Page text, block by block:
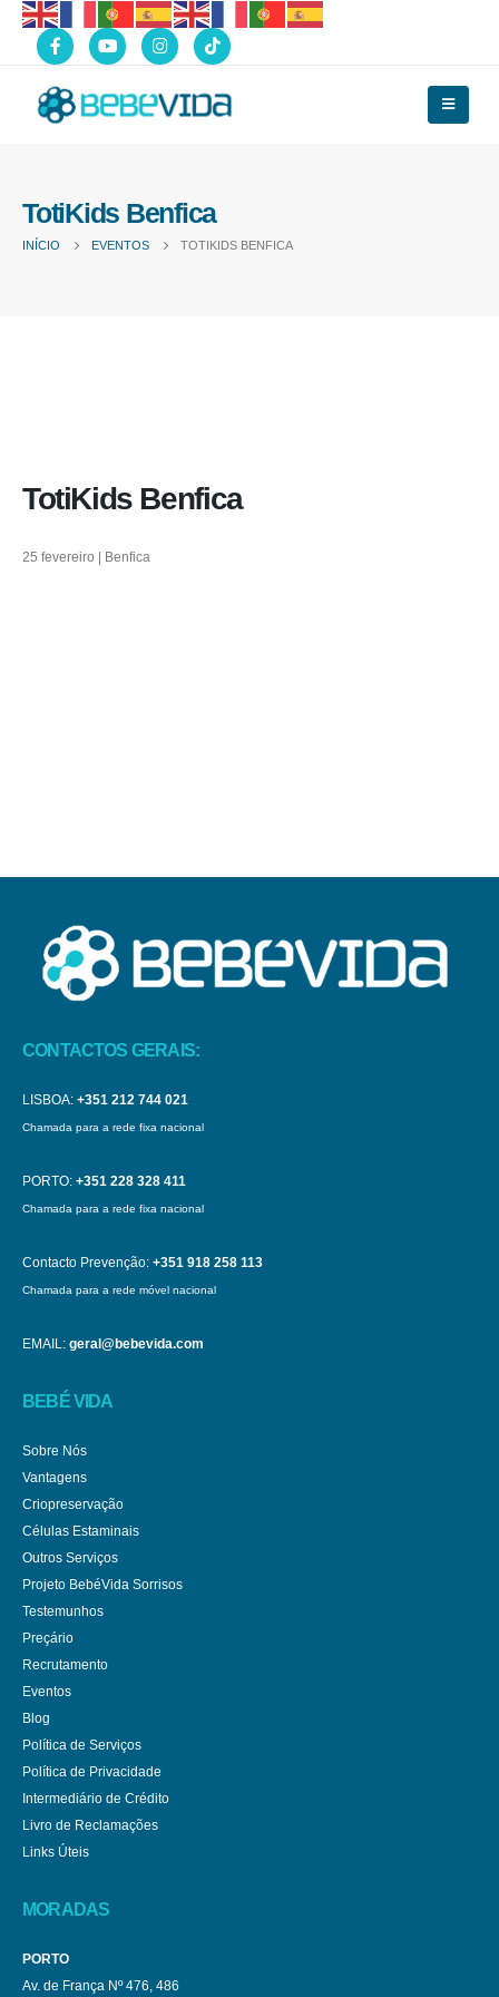
TotiKids Benfica
INÍCIO EVENTOS TOTIKIDS BENFICA
TotiKids Benfica
25 fevereiro | Benfica
CONTACTOS GERAIS:
LISBOA: +351 212 744 021
Chamada para a rede fixa nacional
PORTO: +351 228 328 411
Chamada para a rede fixa nacional
Contacto Prevenção: +351 918 258 113
Chamada para a rede móvel nacional
EMAIL: geral@bebevida.com
BEBÉ VIDA
Sobre Nós
Vantagens
Criopreservação
Células Estaminais
Outros Serviços
Projeto BebéVida Sorrisos
Testemunhos
Preçário
Recrutamento
Eventos
Blog
Política de Serviços
Política de Privacidade
Intermediário de Crédito
Livro de Reclamações
Links Úteis
MORADAS
PORTO
Av. de França Nº 476, 486